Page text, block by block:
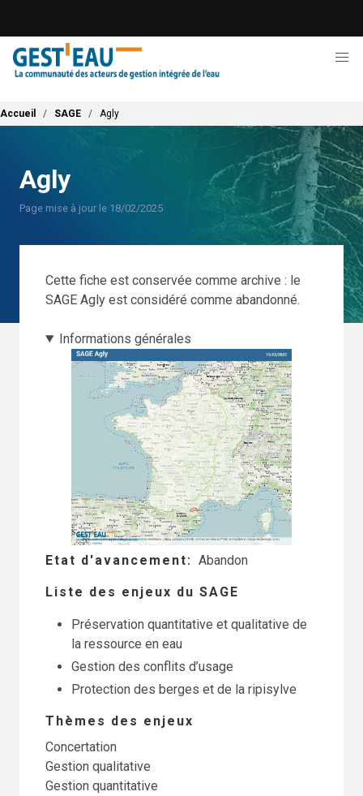
contenu
principal
Fil d'Ariane
Accueil SAGE Agly
Agly
Page mise à jour le 18/02/2025
Cette fiche est conservée comme archive : le
SAGE Agly est considéré comme abandonné.
Informations générales
Etat d'avancement Abandon
Liste des enjeux du SAGE
Préservation quantitative et qualitative de
la ressource en eau
Gestion des conflits d’usage
Protection des berges et de la ripisylve
Thèmes des enjeux
Concertation
Gestion qualitative
Gestion quantitative